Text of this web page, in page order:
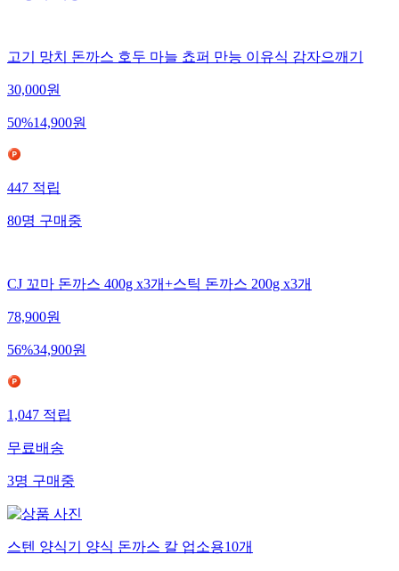
고기 망치 돈까스 호두 마늘 쵸퍼 만능 이유식 감자으깨기
30,000원
50%14,900원
447적립
80명구매중
CJ 꼬마 돈까스 400g x3개+스틱 돈까스 200g x3개
78,900원
56%34,900원
1,047적립
무료배송
3명구매중
스텐 양식기 양식 돈까스 칼 업소용10개